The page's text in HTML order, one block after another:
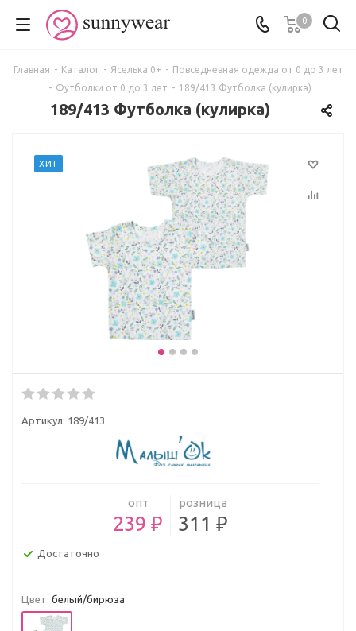
0
Главная - Каталог - Яселька 0+ - Повседневная одежда от 0 до 3 лет
- Футболки от 0 до 3 лет - 189/413 Футболка (кулирка)
189/413 Футболка (кулирка)
ХИТ
Артикул: 189/413
опт
239 ₽
розница
311 ₽
Достаточно
Цвет: белый/бирюза